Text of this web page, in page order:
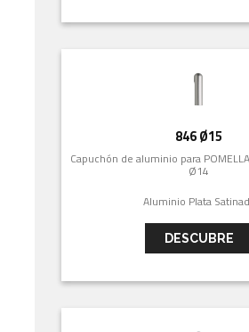
846 Ø15
Capuchón de aluminio para
Ø14
Aluminio Plata
DESCUBRE